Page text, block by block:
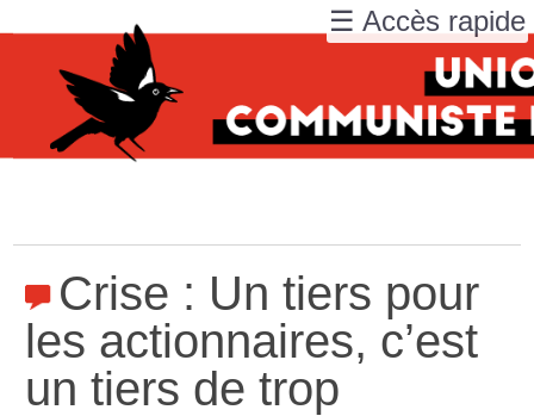
Crise : Un tiers pour
les actionnaires, c’est
un tiers de trop
☰ Accès rapide